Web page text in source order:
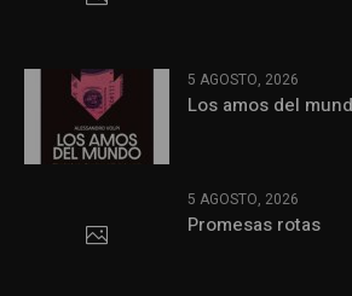
5 AGOSTO, 2026
Los amos del
5 AGOSTO, 2026
Promesas rotas